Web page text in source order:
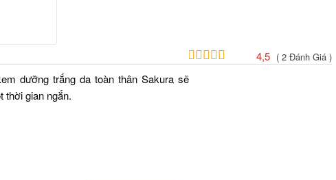
4,5 ( 2 Đánh Giá )
dưỡng trắng da toàn thân Sakura sẽ
thời gian ngắn.